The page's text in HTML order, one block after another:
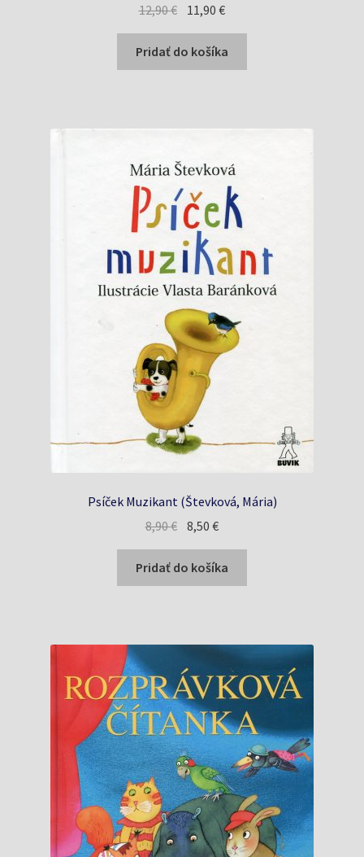
12,90€ Pôvodná
cena
bola:
12,90 €.
11,90€Aktuálna
cena
je:
11,90 €.
Pridať do košíka
Psíček Muzikant (Števková, Mária)
8,90€ Pôvodná
cena
bola:
8,90 €.
8,50€Aktuálna
cena
je:
8,50 €.
Pridať do košíka